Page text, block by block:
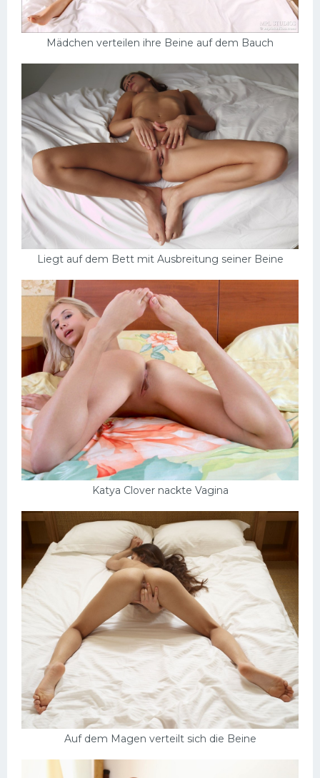
Mädchen verteilen ihre Beine auf dem Bauch
Liegt auf dem Bett mit Ausbreitung seiner Beine
Katya Clover nackte Vagina
Auf dem Magen verteilt sich die Beine